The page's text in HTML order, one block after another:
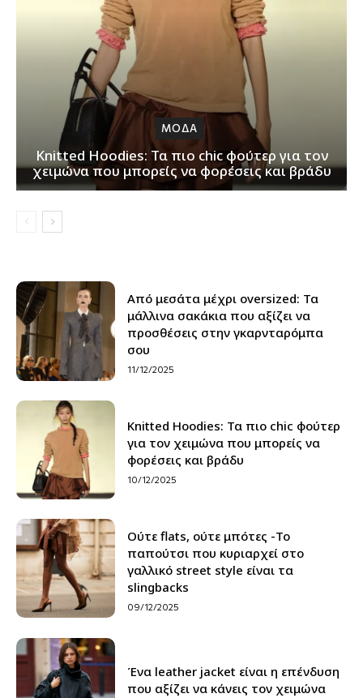
ΜΟΔΑ
Knitted Hoodies: Τα πιο chic φούτερ για τον
χειμώνα που μπορείς να φορέσεις και βράδυ
Από μεσάτα μέχρι oversized: Τα
μάλλινα σακάκια που αξίζει να
προσθέσεις στην γκαρνταρόμπα
σου
11/12/2025
Knitted Hoodies: Τα πιο chic φούτερ
για τον χειμώνα που μπορείς να
φορέσεις και βράδυ
10/12/2025
Ούτε flats, ούτε μπότες -Το
παπούτσι που κυριαρχεί στο
γαλλικό street style είναι τα
slingbacks
09/12/2025
Ένα leather jacket είναι η επένδυση
που αξίζει να κάνεις τον χειμώνα